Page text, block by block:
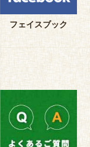
フェイスブック